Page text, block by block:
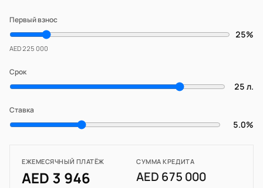
Первый взнос
25%
AED 225 000
Срок
25 л.
Ставка
5.0%
ЕЖЕМЕСЯЧНЫЙ ПЛАТЁЖ
AED 3 946
СУММА КРЕДИТА
AED 675 000